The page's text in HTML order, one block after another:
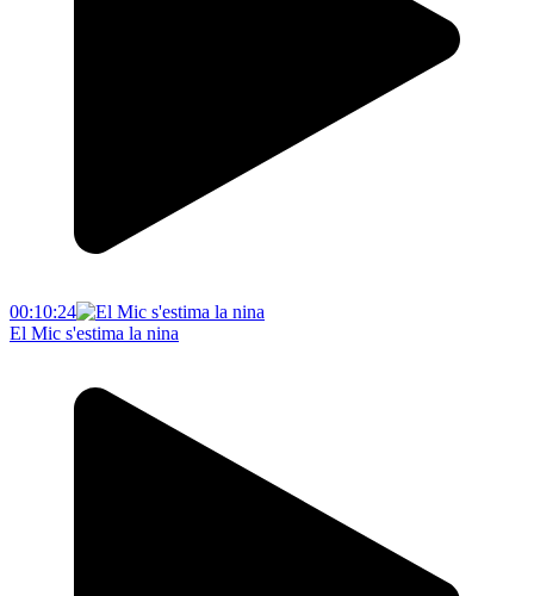
00:10:24
El Mic s'estima la nina